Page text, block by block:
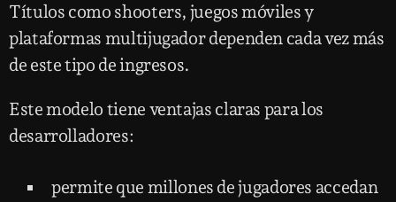
Títulos como shooters, juegos móviles y
plataformas multijugador dependen cada vez más
de este tipo de ingresos.
Este modelo tiene ventajas claras para los
desarrolladores:
permite que millones de jugadores accedan